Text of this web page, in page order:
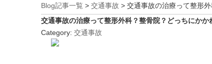
Blog記事一覧 > 交通事故 > 交通事故の治療って整形
交通事故の治療って整形外科？整骨院？どっちにかか
Category: 交通事故